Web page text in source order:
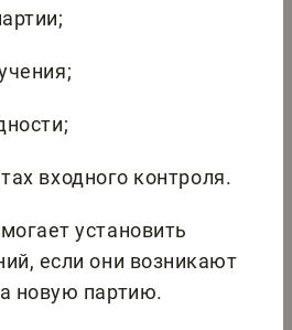
входного контроля.
установить
если они возникают
новую партию.